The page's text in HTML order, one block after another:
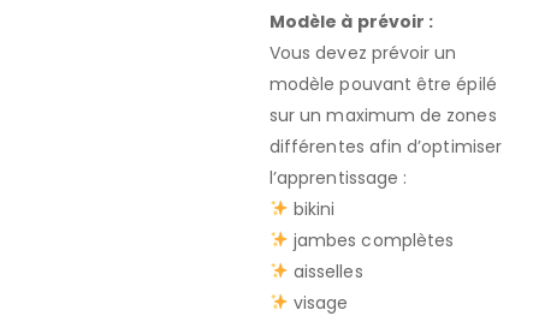
Modèle à prévoir :
Vous devez prévoir un
modèle pouvant être épilé
sur un maximum de zones
différentes afin d’optimiser
l’apprentissage :
bikini
jambes complètes
aisselles
visage